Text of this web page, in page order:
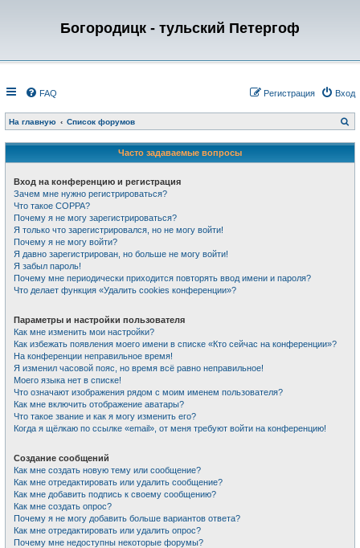
Богородицк - тульский Петергоф
FAQ Вход
Регистрация
На главную Список форумов
о
с
Часто задаваемые вопросы
Вход на конференцию и регистрация
Зачем мне нужно регистрироваться?
Что такое COPPA?
Почему я не могу зарегистрироваться?
Я только что зарегистрировался, но не могу войти!
Почему я не могу войти?
Я давно зарегистрирован, но больше не могу войти!
Я забыл пароль!
Почему мне периодически приходится повторять ввод имени и пароля?
Что делает функция «Удалить cookies конференции»?
Параметры и настройки пользователя
Как мне изменить мои настройки?
Как избежать появления моего имени в списке «Кто сейчас на конференции»?
На конференции неправильное время!
Я изменил часовой пояс, но время всё равно неправильное!
Моего языка нет в списке!
Что означают изображения рядом с моим именем пользователя?
Как мне включить отображение аватары?
Что такое звание и как я могу изменить его?
Когда я щёлкаю по ссылке «email», от меня требуют войти на конференцию!
Создание сообщений
Как мне создать новую тему или сообщение?
Как мне отредактировать или удалить сообщение?
Как мне добавить подпись к своему сообщению?
Как мне создать опрос?
Почему я не могу добавить больше вариантов ответа?
Как мне отредактировать или удалить опрос?
Почему мне недоступны некоторые форумы?